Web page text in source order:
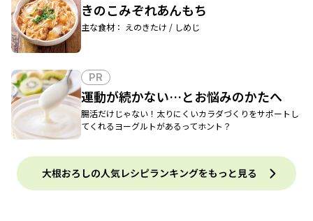
きのこみぞれあんもち
主な食材： えのきたけ / しめじ
PR
運動が続かない…とお悩みのかたへ
腸活だけじゃない！太りにくいカラダづくりをサポートし
てくれるヨーグルトがあるってホント？
大根おろしの人気レシピランキングをもっと見る